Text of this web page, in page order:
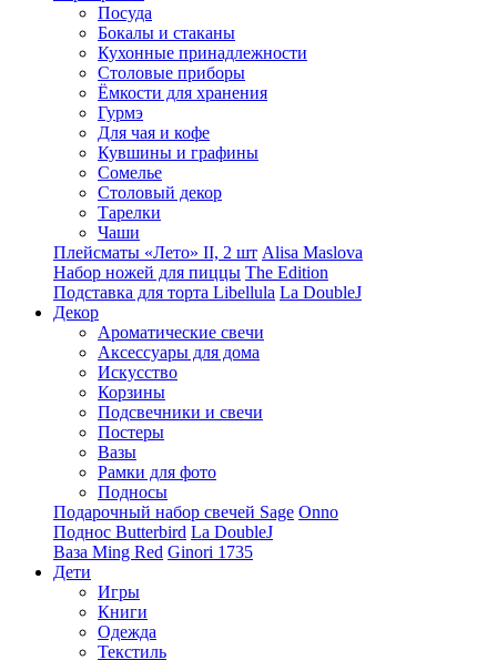
Посуда
Бокалы и стаканы
Кухонные принадлежности
Столовые приборы
Ëмкости для хранения
Гурмэ
Для чая и кофе
Кувшины и графины
Сомелье
Столовый декор
Тарелки
Чаши
Плейсматы «Лето» II, 2 шт Alisa Maslova
Набор ножей для пиццы The Edition
Подставка для торта Libellula La DoubleJ
Декор
Ароматические свечи
Аксессуары для дома
Искусство
Корзины
Подсвечники и свечи
Постеры
Вазы
Рамки для фото
Подносы
Подарочный набор свечей Sage Onno
Поднос Butterbird La DoubleJ
Ваза Ming Red Ginori 1735
Дети
Игры
Книги
Одежда
Текстиль